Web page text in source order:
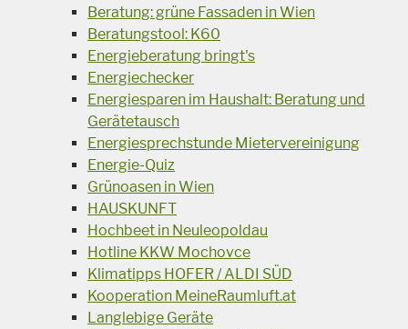
Beratung: grüne Fassaden in Wien
Beratungstool: K60
Energieberatung bringt's
Energiechecker
Energiesparen im Haushalt: Beratung und
Gerätetausch
Energiesprechstunde Mietervereinigung
Energie-Quiz
Grünoasen in Wien
HAUSKUNFT
Hochbeet in Neuleopoldau
Hotline KKW Mochovce
Klimatipps HOFER / ALDI SÜD
Kooperation MeineRaumluft.at
Langlebige Geräte